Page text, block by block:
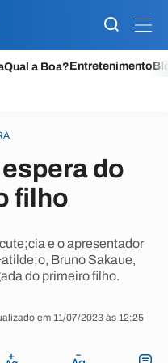
Qual a Boa?Entretenimento
do
filho
e o apresentador
Bruno Sakaue,
do primeiro filho.
em 11/07/2023 às 12:25